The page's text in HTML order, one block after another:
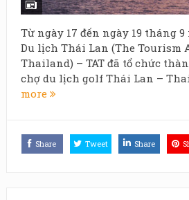
Từ ngày 17 đến ngày 19 tháng 9
Du lịch Thái Lan (The Tourism
Thailand) – TAT đã tổ chức
chợ du lịch golf Thái Lan –
more
Share Tweet Share